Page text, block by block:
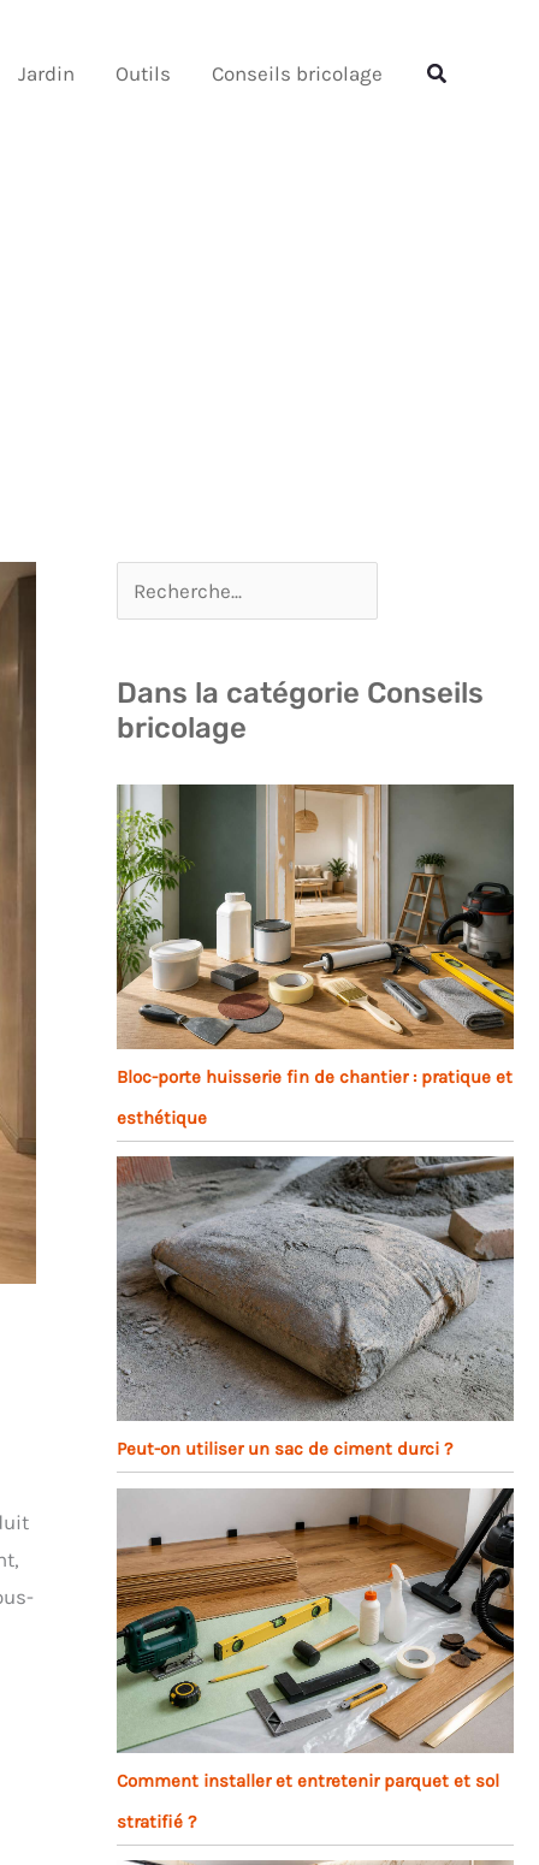
Jardin Outils Conseils bricolage Rechercher
Dans la catégorie Conseils
bricolage
Bloc-porte huisserie fin de chantier : pratique et
esthétique
Peut-on utiliser un sac de ciment durci ?
Comment installer et entretenir parquet et sol
stratifié ?